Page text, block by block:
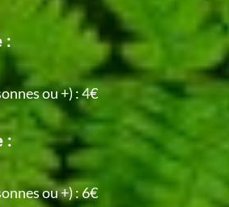
:
ou +) : 4€
:
ou +) : 6€